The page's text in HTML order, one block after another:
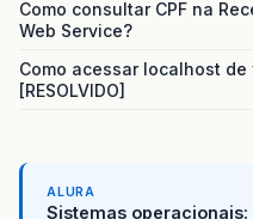
Como consultar CPF na
Web Service?
Como acessar localhost de
[RESOLVIDO]
ALURA
Sistemas